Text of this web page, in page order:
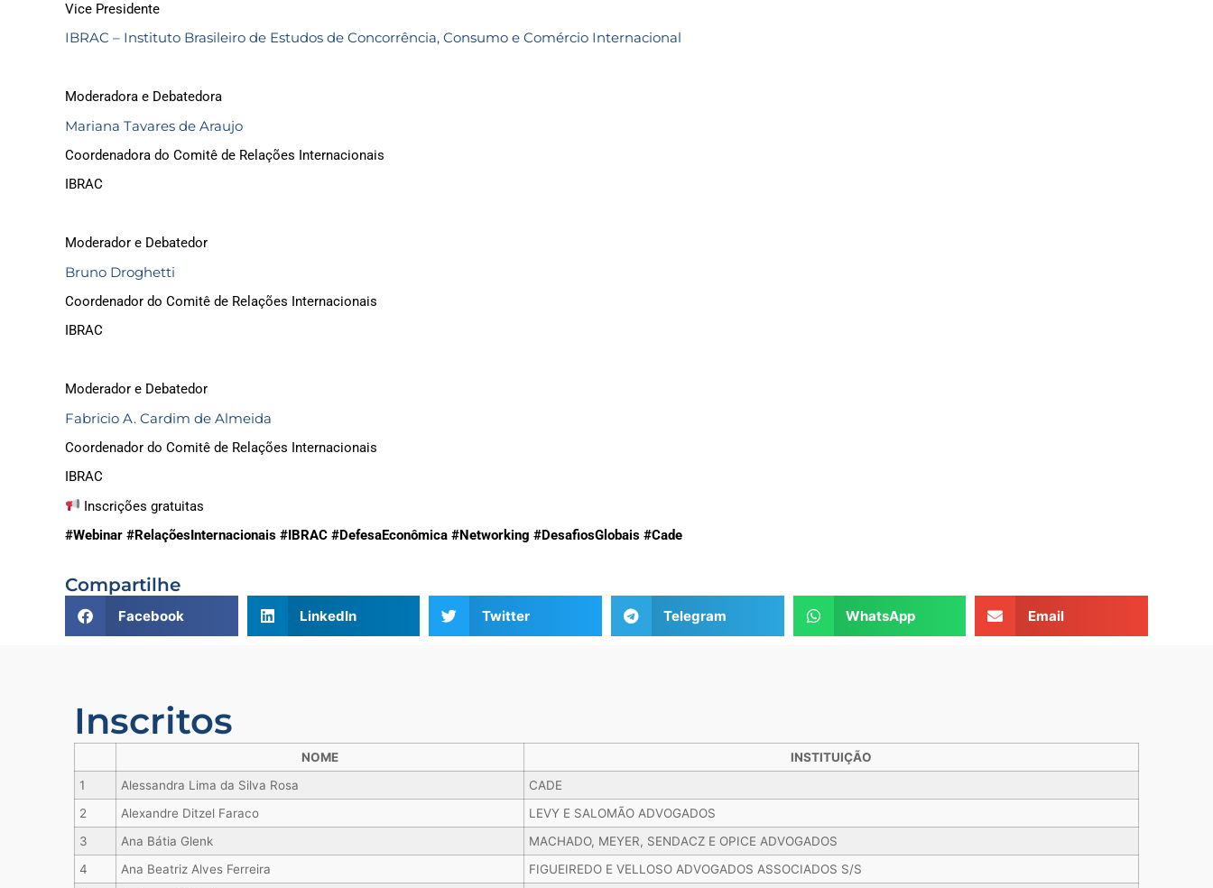
Vice Presidente
IBRAC – Instituto Brasileiro de Estudos de Concorrência, Consumo e Comércio Internacional
Moderadora e Debatedora
Mariana Tavares de Araujo
Coordenadora do Comitê de Relações Internacionais
IBRAC
Moderador e Debatedor
Bruno Droghetti
Coordenador do Comitê de Relações Internacionais
IBRAC
Moderador e Debatedor
Fabricio A. Cardim de Almeida
Coordenador do Comitê de Relações Internacionais
IBRAC
Inscrições gratuitas
#Webinar #RelaçõesInternacionais #IBRAC #DefesaEconômica #Networking #DesafiosGlobais #Cade
Compartilhe
Facebook LinkedIn Twitter Telegram WhatsApp Email
Inscritos
NOME
INSTITUIÇÃO
1
Alessandra Lima da Silva Rosa
CADE
2
Alexandre Ditzel Faraco
LEVY E SALOMÃO ADVOGADOS
3
Ana Bátia Glenk
MACHADO, MEYER, SENDACZ E OPICE ADVOGADOS
4
Ana Beatriz Alves Ferreira
FIGUEIREDO E VELLOSO ADVOGADOS ASSOCIADOS S/S